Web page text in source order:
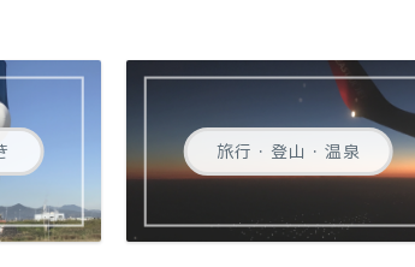
旅行・登山・温泉